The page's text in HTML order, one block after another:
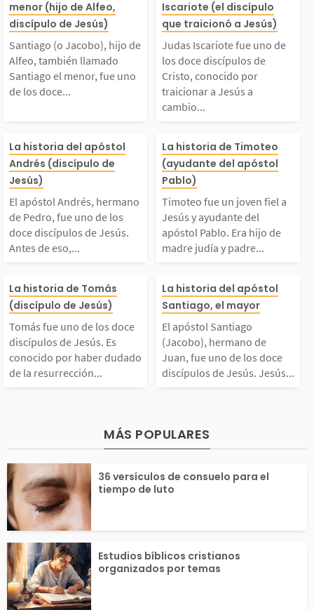
y se había quitad
la vida. Su...
sús lo llamó y
uien presentó
de Alfeo, también
Santiago el m
fue uno de los d
apóstoles elegidos
Jesús. Se le llama
para...
menor (hijo de Alfeo,
discípulo de Jesús)
Santiago (o Jacobo), hijo de
Alfeo, también llamado
Santiago el menor, fue uno
de los doce...
o de los doce
os de Cristo,
por traicionar
a cambio de
de plata.
onducir a los
s...
Iscariote (el discípulo
que traicionó a Jesús)
Judas Iscariote fue uno de
los doce discípulos de
Cristo, conocido por
traicionar a Jesús a
cambio...
apóstol Andrés, her
de Pedro, fue un
de los doce discípul
de Jesús. Antes de
Andrés seguía a J
el Bautista, pero
a seguir a Jesú
La historia del apóstol
Andrés (discípulo de
Jesús)
El apóstol Andrés, hermano
de Pedro, fue uno de los
doce discípulos de Jesús.
Antes de eso,...
Timoteo fue
iel a Jesús y
del apóstol
hijo de madre
padre griego.
ayudó a
angelio y a
La historia de Timoteo
(ayudante del apóstol
Pablo)
Timoteo fue un joven fiel a
Jesús y ayudante del
apóstol Pablo. Era hijo de
madre judía y padre...
fue uno de los
discípulos de Jes
Es conocido por h
de Cristo, e
ver y tocar s
heridas. Al ver a Je
La historia de Tomás
(discípulo de Jesús)
Tomás fue uno de los doce
discípulos de Jesús. Es
conocido por haber dudado
de la resurrección...
El apóstol
acobo),
uan, fue uno
s. Jesús llamó
ago y Juan y
La historia del apóstol
Santiago, el mayor
El apóstol Santiago
(Jacobo), hermano de
Juan, fue uno de los doce
discípulos de Jesús. Jesús...
MÁS POPULARES
36 versículos de consuelo para el
tiempo de luto
Estudios bíblicos cristianos
organizados por temas